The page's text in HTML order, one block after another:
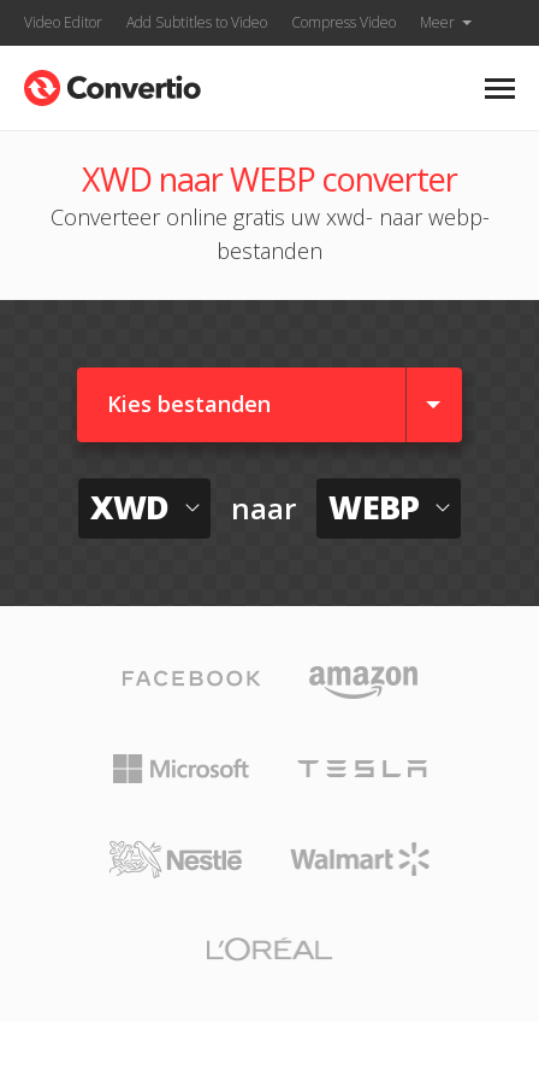
Video Editor Add Subtitles to Video Compress Video Meer
XWD naar WEBP converter
Converteer online gratis uw xwd- naar webp-
bestanden
Kies bestanden
XWD naar WEBP